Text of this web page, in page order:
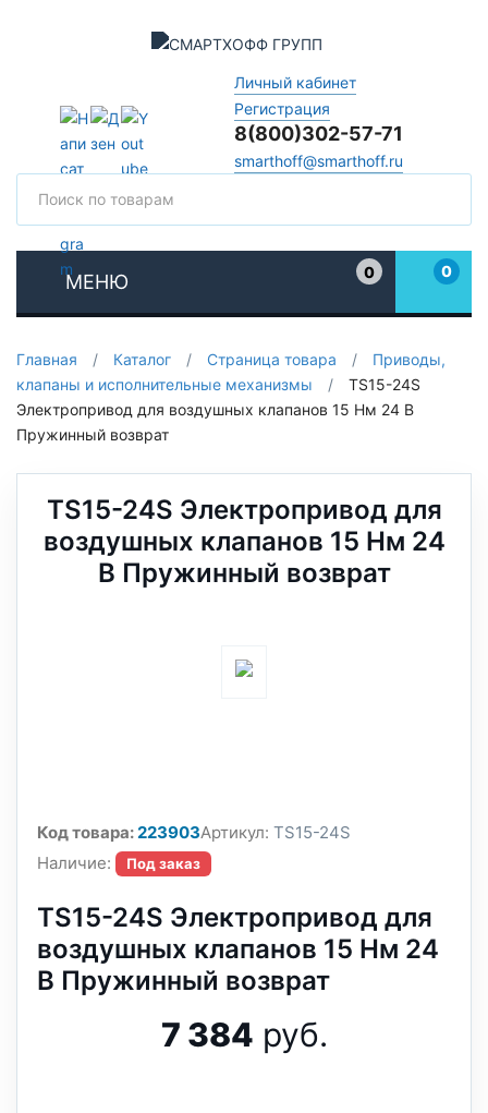
Личный кабинет
Регистрация
8(800)302-57-71
smarthoff@smarthoff.ru
МЕНЮ
0
0
Главная / Каталог / Страница товара /
Приводы,
клапаны и исполнительные механизмы
/
TS15-24S
Электропривод для воздушных клапанов 15 Нм 24 В
Пружинный возврат
TS15-24S Электропривод для
воздушных клапанов 15 Нм 24
В Пружинный возврат
Код товара:223903Артикул: TS15-24S
Наличие:
Под заказ
TS15-24S Электропривод для
воздушных клапанов 15 Нм 24
В Пружинный возврат
7 384 руб.